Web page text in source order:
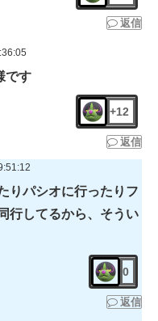
返信
です
+12
返信
りパシオに行ったりフ
行してるから、そうい
0
返信